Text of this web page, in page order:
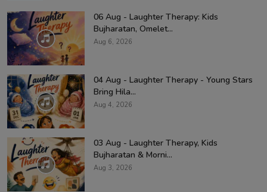
06 Aug - Laughter Therapy: Kids
Bujharatan, Omelet...
Aug 6, 2026
04 Aug - Laughter Therapy - Young Stars
Bring Hila...
Aug 4, 2026
03 Aug - Laughter Therapy, Kids
Bujharatan & Morni...
Aug 3, 2026